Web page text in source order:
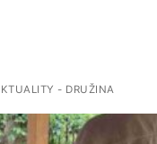
- DRUŽINA